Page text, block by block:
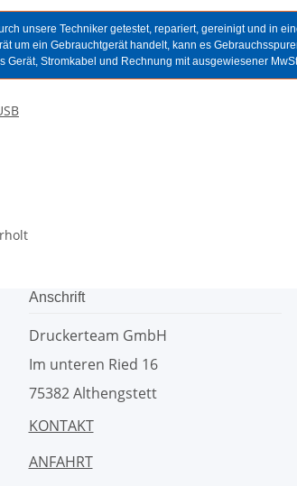
unsere Techniker getestet, repariert, gereinigt und in
um ein Gebrauchtgerät handelt, kann es
Gerät, Stromkabel und Rechnung mit ausgewiesener
Anschrift
Druckerteam GmbH
Im unteren Ried 16
75382 Althengstett
KONTAKT
ANFAHRT